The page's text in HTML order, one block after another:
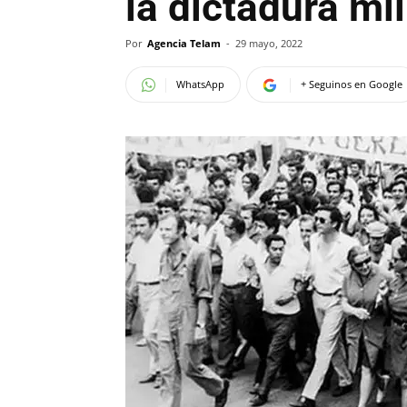
Por Agencia Telam - 29 mayo, 2022
WhatsApp + Seguinos en Google